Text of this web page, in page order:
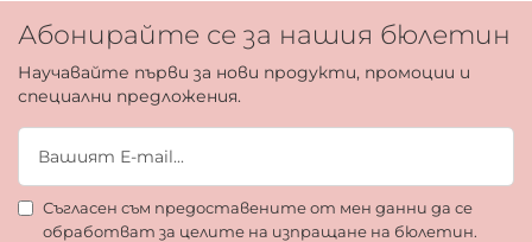
Абонирайте се за нашия бюлетин
Научавайте първи за нови продукти, промоции и
специални предложения.
Съгласен съм предоставените от мен данни да се
обработват за целите на изпращане на бюлетин.